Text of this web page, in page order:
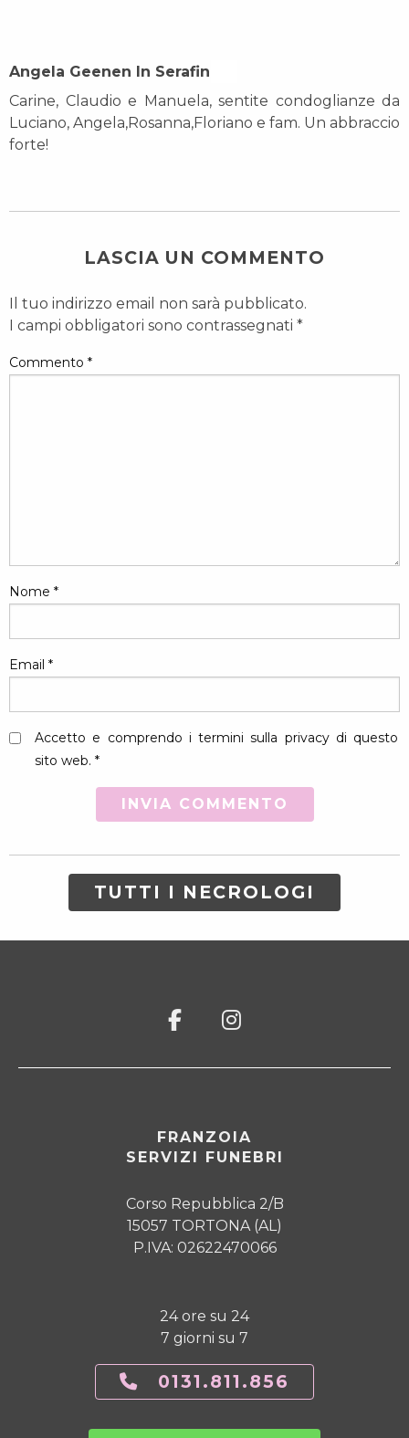
Angela Geenen In Serafin On
Carine, Claudio e Manuela, sentite condoglianze da
Luciano, Angela,Rosanna,Floriano e fam. Un abbraccio
forte!
LASCIA UN COMMENTO
Il tuo indirizzo email non sarà pubblicato.
I campi obbligatori sono contrassegnati *
Commento *
Nome *
Email *
Accetto e comprendo i termini sulla privacy di questo
sito web. *
TUTTI I NECROLOGI
FRANZOIA
SERVIZI FUNEBRI
Corso Repubblica 2/B
15057 TORTONA (AL)
P.IVA: 02622470066
24 ore su 24
7 giorni su 7
0131.811.856